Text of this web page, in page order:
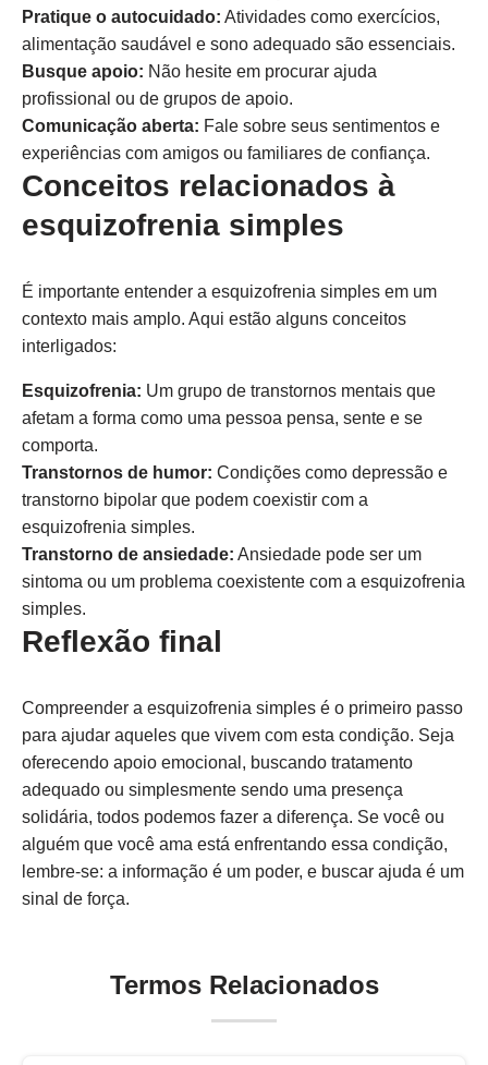
Pratique o autocuidado: Atividades como exercícios,
alimentação saudável e sono adequado são essenciais.
Busque apoio: Não hesite em procurar ajuda
profissional ou de grupos de apoio.
Comunicação aberta: Fale sobre seus sentimentos e
experiências com amigos ou familiares de confiança.
Conceitos relacionados à
esquizofrenia simples
É importante entender a esquizofrenia simples em um
contexto mais amplo. Aqui estão alguns conceitos
interligados:
Esquizofrenia: Um grupo de transtornos mentais que
afetam a forma como uma pessoa pensa, sente e se
comporta.
Transtornos de humor: Condições como depressão e
transtorno bipolar que podem coexistir com a
esquizofrenia simples.
Transtorno de ansiedade: Ansiedade pode ser um
sintoma ou um problema coexistente com a esquizofrenia
simples.
Reflexão final
Compreender a esquizofrenia simples é o primeiro passo
para ajudar aqueles que vivem com esta condição. Seja
oferecendo apoio emocional, buscando tratamento
adequado ou simplesmente sendo uma presença
solidária, todos podemos fazer a diferença. Se você ou
alguém que você ama está enfrentando essa condição,
lembre-se: a informação é um poder, e buscar ajuda é um
sinal de força.
Termos Relacionados